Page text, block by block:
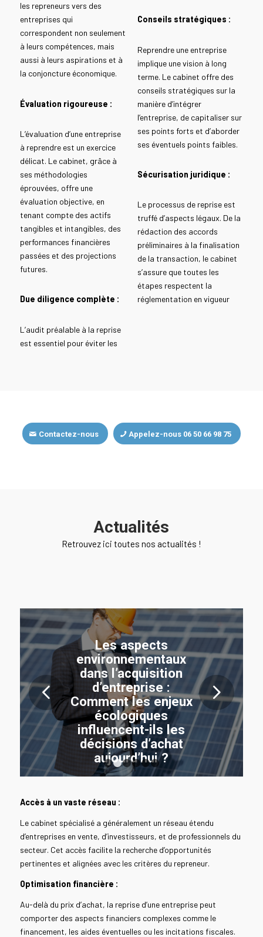
les repreneurs vers des
entreprises qui
correspondent non seulement
à leurs compétences, mais
aussi à leurs aspirations et à
la conjoncture économique.
Évaluation rigoureuse :
L’évaluation d’une entreprise
à reprendre est un exercice
délicat. Le cabinet, grâce à
ses méthodologies
éprouvées, offre une
évaluation objective, en
tenant compte des actifs
tangibles et intangibles, des
performances financières
passées et des projections
futures.
Due diligence complète :
L’audit préalable à la reprise
est essentiel pour éviter les
Conseils stratégiques :
Reprendre une entreprise
implique une vision à long
terme. Le cabinet offre des
conseils stratégiques sur la
manière d’intégrer
l’entreprise, de capitaliser sur
ses points forts et d’aborder
ses éventuels points faibles.
Sécurisation juridique :
Le processus de reprise est
truffé d’aspects légaux. De la
rédaction des accords
préliminaires à la finalisation
de la transaction, le cabinet
s’assure que toutes les
étapes respectent la
réglementation en vigueur
Contactez-nous Appelez-nous 06 50 66 98 75
Actualités
Retrouvez ici toutes nos actualités !
Les aspects
environnementaux
dans l’acquisition
d’entreprise :
Comment les enjeux
écologiques
influencent-ils les
décisions d’achat
aujourd’hui ?
Suivant
2 4 6
Accès à un vaste réseau :
Le cabinet spécialisé a généralement un réseau étendu
d’entreprises en vente, d’investisseurs, et de professionnels du
secteur. Cet accès facilite la recherche d’opportunités
pertinentes et alignées avec les critères du repreneur.
Optimisation financière :
Au-delà du prix d’achat, la reprise d’une entreprise peut
comporter des aspects financiers complexes comme le
financement, les aides éventuelles ou les incitations fiscales.